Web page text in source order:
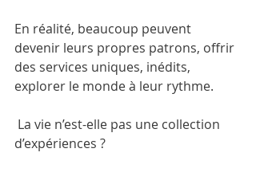
En réalité, beaucoup peuvent
devenir leurs propres patrons, offrir
des services uniques, inédits,
explorer le monde à leur rythme.
d’expériences ?